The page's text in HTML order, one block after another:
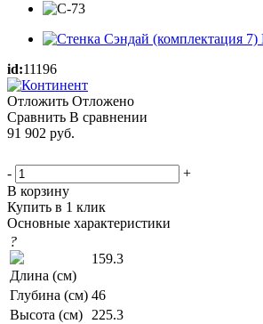
id:11196
Отложить Отложено
Сравнить В сравнении
91 902 руб.
-
+
В корзину
Купить в 1 клик
Основные характеристики
?
Длина (см)
159.3
Глубина (см) 46
Высота (см)
225.3